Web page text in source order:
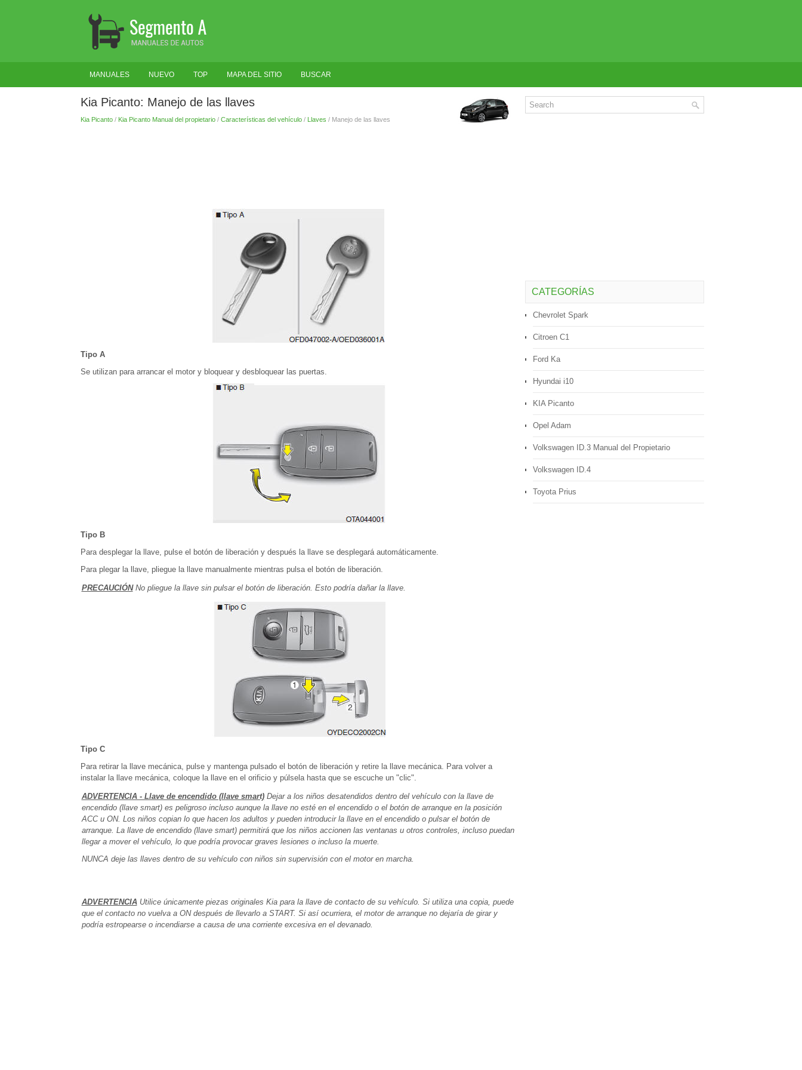
MANUALES NUEVO TOP MAPA DEL SITIO BUSCAR
Kia Picanto: Manejo de las llaves
Kia Picanto/ Kia Picanto Manual del propietario/ Características del vehículo/ Llaves / Manejo de las llaves
Tipo A
Se utilizan para arrancar el motor y bloquear y desbloquear las puertas.
Tipo B
Para desplegar la llave, pulse el botón de liberación y después la llave se desplegará automáticamente.
Para plegar la llave, pliegue la llave manualmente mientras pulsa el botón de liberación.
PRECAUCIÓNNo pliegue la llave sin pulsar el botón de liberación. Esto podría dañar la llave.
Tipo C
Para retirar la llave mecánica, pulse y mantenga pulsado el botón de liberación y retire la llave mecánica. Para volver a
instalar la llave mecánica, coloque la llave en el orificio y púlsela hasta que se escuche un "clic".
ADVERTENCIA - Llave de encendido (llave smart)Dejar a los niños desatendidos dentro del vehículo con la llave de
encendido (llave smart) es peligroso incluso aunque la llave no esté en el encendido o el botón de arranque en la posición
ACC u ON. Los niños copian lo que hacen los adultos y pueden introducir la llave en el encendido o pulsar el botón de
arranque. La llave de encendido (llave smart) permitirá que los niños accionen las ventanas u otros controles, incluso puedan
llegar a mover el vehículo, lo que podría provocar graves lesiones o incluso la muerte.
NUNCA deje las llaves dentro de su vehículo con niños sin supervisión con el motor en marcha.
ADVERTENCIAUtilice únicamente piezas originales Kia para la llave de contacto de su vehículo. Si utiliza una copia, puede
que el contacto no vuelva a ON después de llevarlo a START. Si así ocurriera, el motor de arranque no dejaría de girar y
podría estropearse o incendiarse a causa de una corriente excesiva en el devanado.
CATEGORÍAS
Chevrolet Spark
Citroen C1
Ford Ka
Hyundai i10
KIA Picanto
Opel Adam
Volkswagen ID.3 Manual del Propietario
Volkswagen ID.4
Toyota Prius